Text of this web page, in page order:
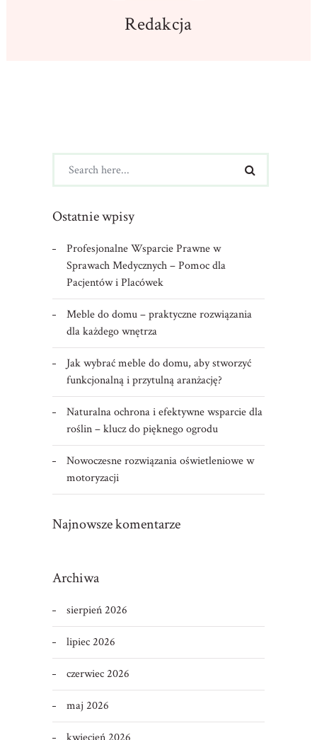
Redakcja
Ostatnie wpisy
Profesjonalne Wsparcie Prawne w
Sprawach Medycznych – Pomoc dla
Pacjentów i Placówek
Meble do domu – praktyczne rozwiązania
dla każdego wnętrza
Jak wybrać meble do domu, aby stworzyć
funkcjonalną i przytulną aranżację?
Naturalna ochrona i efektywne wsparcie dla
roślin – klucz do pięknego ogrodu
Nowoczesne rozwiązania oświetleniowe w
motoryzacji
Najnowsze komentarze
Archiwa
sierpień 2026
lipiec 2026
czerwiec 2026
maj 2026